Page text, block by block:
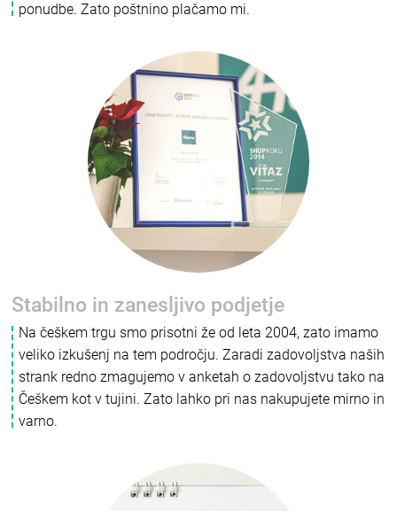
ponudbe. Zato poštnino plačamo mi.
Stabilno in zanesljivo podjetje
Na češkem trgu smo prisotni že od leta 2004, zato imamo
veliko izkušenj na tem področju. Zaradi zadovoljstva naših
strank redno zmagujemo v anketah o zadovoljstvu tako na
Češkem kot v tujini. Zato lahko pri nas nakupujete mirno in
varno.